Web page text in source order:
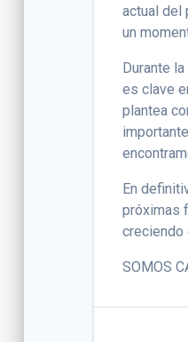
actual del
un
Durante
es clave
plantea
En
próximas
creciendo
SOMOS